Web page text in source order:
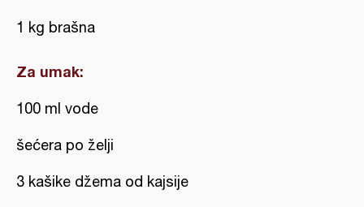
1 kg brašna
Za umak:
100 ml vode
šećera po želji
3 kašike džema od kajsije